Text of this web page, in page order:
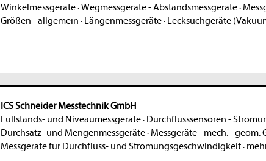
Winkelmessgeräte·Wegmessgeräte - Abstandsmessgeräte·
Größen - allgemein · Längenmessgeräte· Lecksuchgeräte
ICS Schneider Messtechnik GmbH
Füllstands- und Niveaumessgeräte· Durchflusssensoren -
Durchsatz- und Mengenmessgeräte· Messgeräte - mech. - geom.
Messgeräte für Durchfluss- und Strömungsgeschwindigkeit·